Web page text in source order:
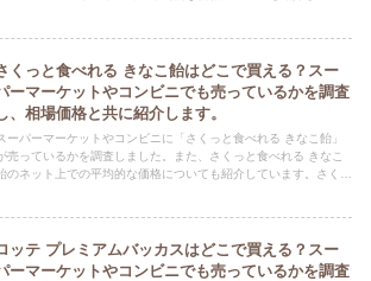
くっと食べれる きなこ飴はどこで買える？スー
ーマーケットやコンビニでも売っているかを調査
、相場価格と共に紹介します。
ーパーマーケットやコンビニに「さくっと食べれる きなこ飴」
売っているかを調査しました。また、さくっと食べれる きなこ
のネット上での平均的な価格についても紹介しています。さくっ
ッテ プレミアムバッカスはどこで買える？スー
ーマーケットやコンビニでも売っているかを調査